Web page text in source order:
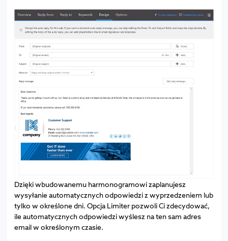
Dzięki wbudowanemu harmonogramowi zaplanujesz
wysyłanie automatycznych odpowiedzi z wyprzedzeniem lub
tylko w określone dni. Opcja Limiter pozwoli Ci zdecydować,
ile automatycznych odpowiedzi wyślesz na ten sam adres
email w określonym czasie.